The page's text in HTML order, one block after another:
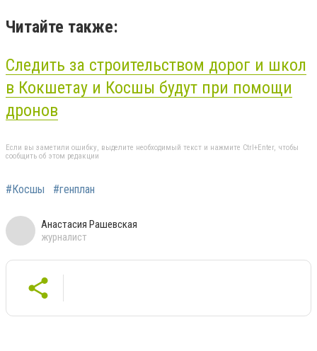
Читайте также:
Следить за строительством дорог и школ
в Кокшетау и Косшы будут при помощи
дронов
Если вы заметили ошибку, выделите необходимый текст и нажмите Ctrl+Enter, чтобы
сообщить об этом редакции
#Косшы #генплан
Анастасия Рашевская
журналист